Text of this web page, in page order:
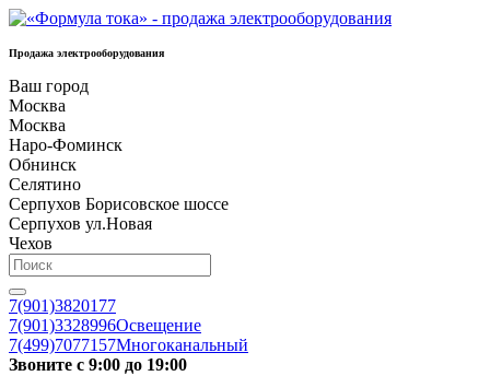
Продажа электрооборудования
Ваш город
Москва
Москва
Наро-Фоминск
Обнинск
Селятино
Серпухов Борисовское шоссе
Серпухов ул.Новая
Чехов
7(901)3820177
7(901)3328996Освещение
7(499)7077157Многоканальный
Звоните с 9:00 до 19:00